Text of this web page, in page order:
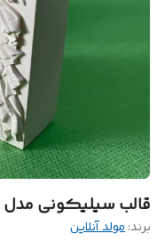
قالب سیلیکونی مدل
برند:مولد آنلاین